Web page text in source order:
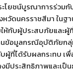
โยชน์บูรณาการร่วม
วัดนครราชสีมา ในฐ
ห้กับผู้ประสบภัยและ
นข้อมูลกรณีอุบัติภัยก
ที่ได้รับผลกระทบ เ
มีประสิทธิภาพและเป็